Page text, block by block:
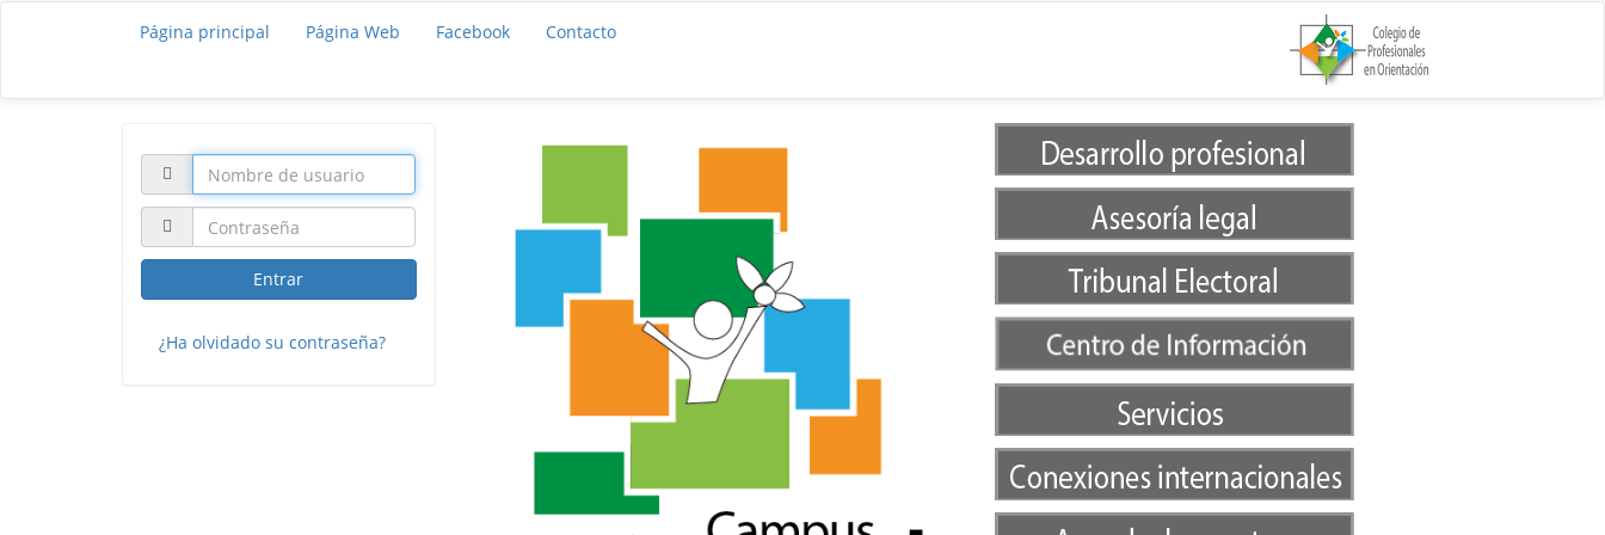
Página principal Página Web Facebook Contacto
Entrar
¿Ha olvidado su contraseña?